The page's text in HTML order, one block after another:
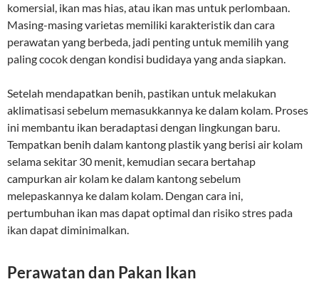
komersial, ikan mas hias, atau ikan mas untuk perlombaan.
Masing-masing varietas memiliki karakteristik dan cara
perawatan yang berbeda, jadi penting untuk memilih yang
paling cocok dengan kondisi budidaya yang anda siapkan.
Setelah mendapatkan benih, pastikan untuk melakukan
aklimatisasi sebelum memasukkannya ke dalam kolam. Proses
ini membantu ikan beradaptasi dengan lingkungan baru.
Tempatkan benih dalam kantong plastik yang berisi air kolam
selama sekitar 30 menit, kemudian secara bertahap
campurkan air kolam ke dalam kantong sebelum
melepaskannya ke dalam kolam. Dengan cara ini,
pertumbuhan ikan mas dapat optimal dan risiko stres pada
ikan dapat diminimalkan.
Perawatan dan Pakan Ikan